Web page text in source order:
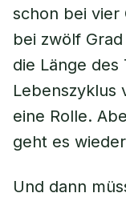
schon bei vier
bei zwölf
die Länge des
Lebenszyklus
eine Rolle.
geht es
Und dann